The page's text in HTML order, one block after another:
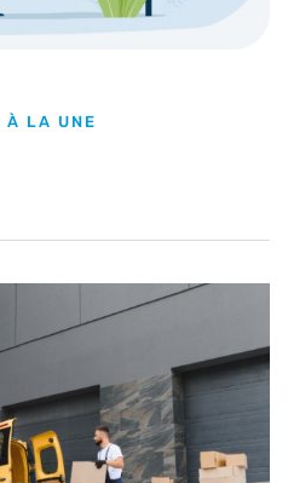
À LA UNE